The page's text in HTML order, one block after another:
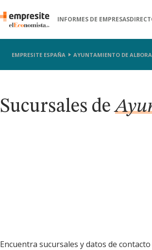
INFORMES DE EMPRESAS
EMPRESITE ESPAÑA AYUNTAMIENTO DE
Sucursales de
Encuentra sucursales y datos de contacto